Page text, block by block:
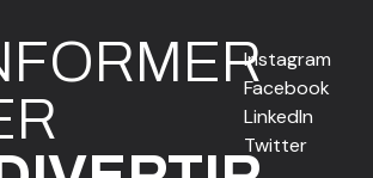
RMERInstagram
Facebook
LinkedIn
Twitter